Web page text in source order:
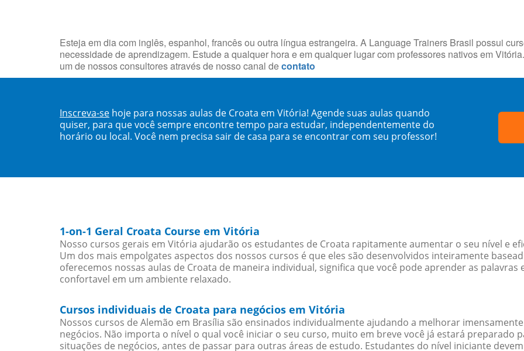
Esteja em dia com inglês, espanhol, francês ou outra língua estrangeira. A Language Trainers Brasil possui
necessidade de aprendizagem. Estude a qualquer hora e em qualquer lugar com professores nativos em
um de nossos consultores através de nosso canal decontato
Inscreva-se hoje para nossas aulas de Croata em Vitória! Agende suas aulas quando
quiser, para que você sempre encontre tempo para estudar, independentemente do
horário ou local. Você nem precisa sair de casa para se encontrar com seu professor!
1-on-1 Geral Croata Course em Vitória
Nosso cursos gerais em Vitória ajudarão os estudantes de Croata rapitamente aumentar o seu nível e
Um dos mais empolgates aspectos dos nossos cursos é que eles são desenvolvidos inteiramente
oferecemos nossas aulas de Croata de maneira individual, significa que você pode aprender as palavras
confortavel em um ambiente relaxado.
Cursos individuais de Croata para negócios em Vitória
Nossos cursos de Alemão em Brasília são ensinados individualmente ajudando a melhorar
negócios. Não importa o nível o qual você iniciar o seu curso, muito em breve você já estará preparado
situações de negócios, antes de passar para outras áreas de estudo. Estudantes do nível iniciante